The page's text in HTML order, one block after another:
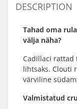
DESCRIPTION
Tahad oma
välja näha?
Cadillaci rattad
lihtsaks. Clouti
värviline
Valmistatud